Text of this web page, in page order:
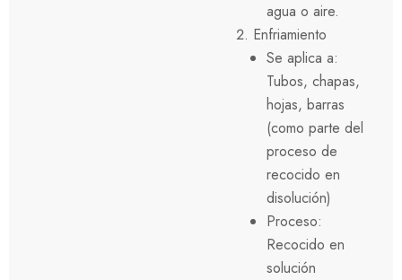
agua o aire.
Enfriamiento
Se aplica a:
Tubos, chapas,
hojas, barras
(como parte del
proceso de
recocido en
disolución)
Proceso:
Recocido en
solución